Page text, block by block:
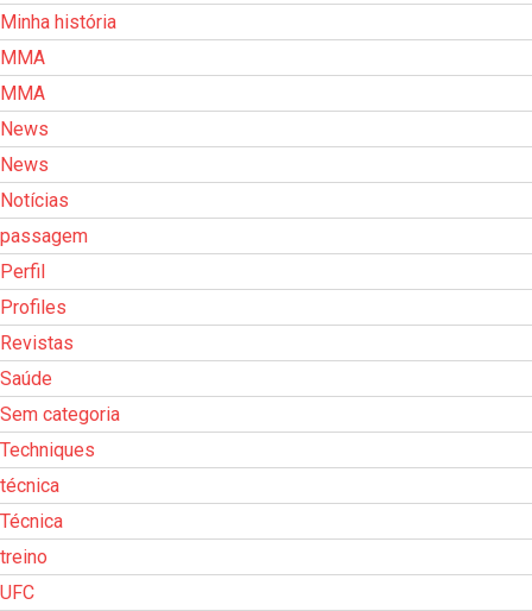
Minha história
MMA
MMA
News
News
Notícias
passagem
Perfil
Profiles
Revistas
Saúde
Sem categoria
Techniques
técnica
Técnica
treino
UFC